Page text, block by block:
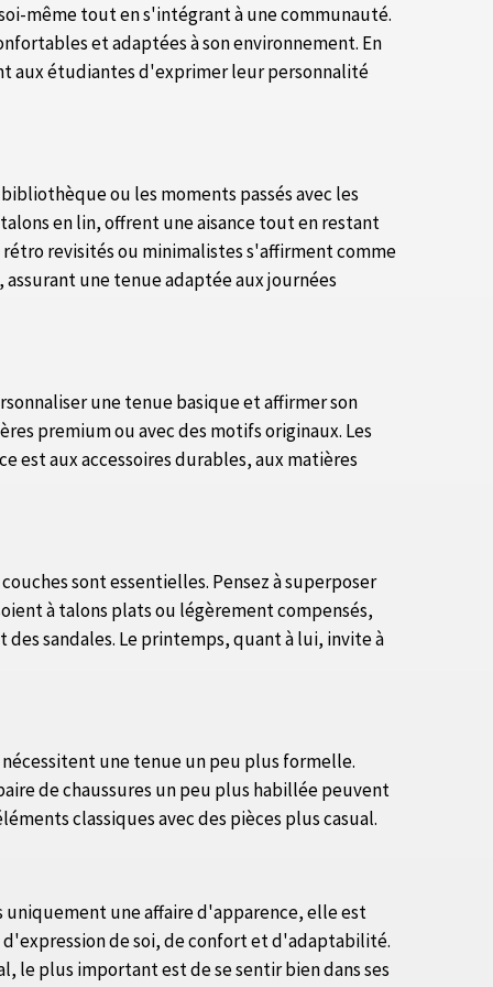
même tout en s'intégrant à une communauté.
et adaptées à son environnement. En
aux étudiantes d'exprimer leur personnalité
ou les moments passés avec les
en lin, offrent une aisance tout en restant
revisités ou minimalistes s'affirment comme
une tenue adaptée aux journées
une tenue basique et affirmer son
premium ou avec des motifs originaux. Les
est aux accessoires durables, aux matières
sont essentielles. Pensez à superposer
à talons plats ou légèrement compensés,
sandales. Le printemps, quant à lui, invite à
une tenue un peu plus formelle.
de chaussures un peu plus habillée peuvent
classiques avec des pièces plus casual.
une affaire d'apparence, elle est
de soi, de confort et d'adaptabilité.
le plus important est de se sentir bien dans ses